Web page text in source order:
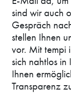
sind wir auch
Gespräch
stellen Ihnen
vor. Mit tempi
sich nahtlos
Ihnen
Transparenz